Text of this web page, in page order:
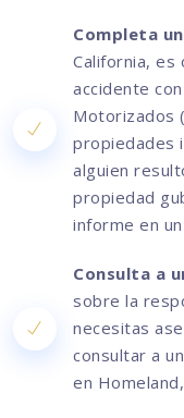
Completa
California,
accidente
Motorizados
propiedades
alguien
propiedad
informe en
Consulta a
sobre la
necesitas
consultar a
en Homeland,